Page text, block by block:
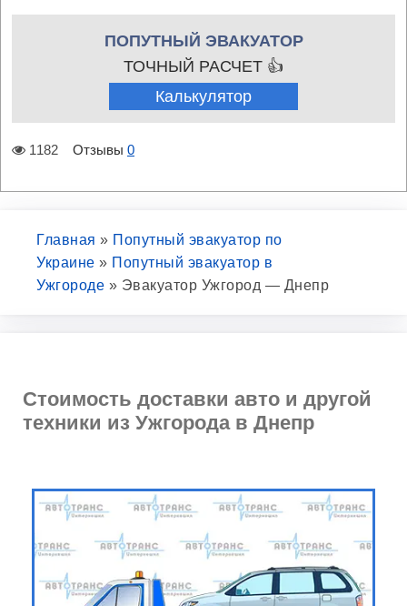
ПОПУТНЫЙ ЭВАКУАТОР
ТОЧНЫЙ РАСЧЕТ 👍
Калькулятор
1182 Отзывы 0
Главная » Попутный эвакуатор по
Украине » Попутный эвакуатор в
Ужгороде » Эвакуатор Ужгород — Днепр
Стоимость доставки авто и другой
техники из Ужгорода в Днепр